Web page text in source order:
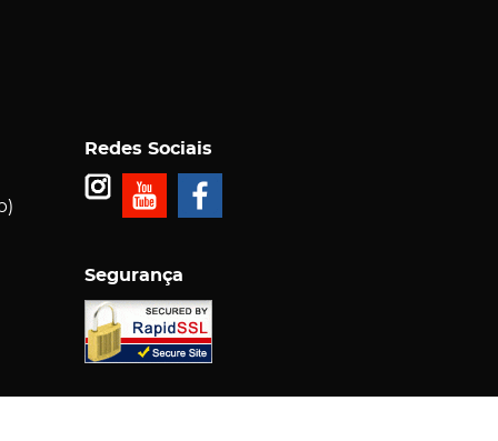
Redes Sociais
Segurança